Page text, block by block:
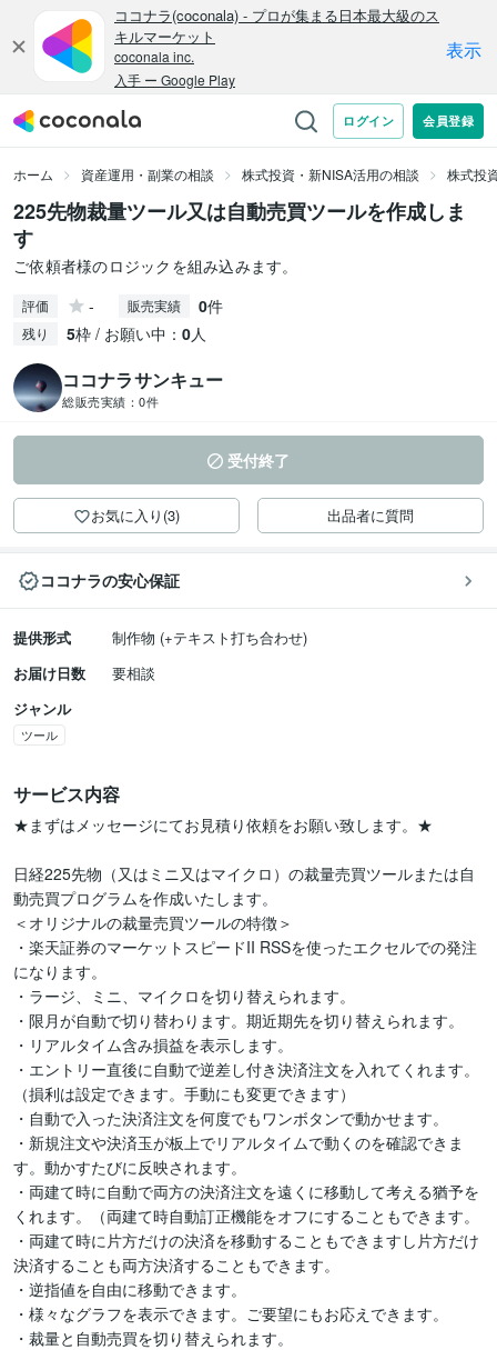
ホーム 資産運用・副業の相談 株式投資・新NISA活用の相談 株式投
225先物裁量ツール又は自動売買ツールを作成しま
す
ご依頼者様のロジックを組み込みます。
評価 - 販売実績 0件
残り 5枠 / お願い中： 0人
ココナラサンキュー
総販売実績： 0件
受付終了
お気に入り(3) 出品者に質問
ココナラの安心保証
提供形式
制作物 (+テキスト打ち合わせ)
お届け日数
要相談
ジャンル
ツール
サービス内容
★まずはメッセージにてお見積り依頼をお願い致します。★
日経225先物（又はミニ又はマイクロ）の裁量売買ツールまたは自
動売買プログラムを作成いたします。
＜オリジナルの裁量売買ツールの特徴＞
・楽天証券のマーケットスピードII RSSを使ったエクセルでの発注
になります。
・ラージ、ミニ、マイクロを切り替えられます。
・限月が自動で切り替わります。期近期先を切り替えられます。
・リアルタイム含み損益を表示します。
・エントリー直後に自動で逆差し付き決済注文を入れてくれます。
（損利は設定できます。手動にも変更できます）
・自動で入った決済注文を何度でもワンボタンで動かせます。
・新規注文や決済玉が板上でリアルタイムで動くのを確認できま
す。動かすたびに反映されます。
・両建て時に自動で両方の決済注文を遠くに移動して考える猶予を
くれます。（両建て時自動訂正機能をオフにすることもできます。
・両建て時に片方だけの決済を移動することもできますし片方だけ
決済することも両方決済することもできます。
・逆指値を自由に移動できます。
・様々なグラフを表示できます。ご要望にもお応えできます。
・裁量と自動売買を切り替えられます。